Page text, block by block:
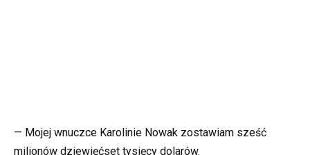
— Mojej wnuczce Karolinie Nowak zostawiam sześć
milionów dziewięćset tysięcy dolarów.